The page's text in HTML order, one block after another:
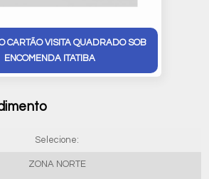
CARTÃO VISITA QUADRADO SOB
ENCOMENDA ITATIBA
Selecione:
ZONA NORTE